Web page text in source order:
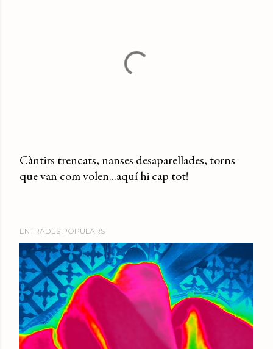
P
i
c
a
u
n
c
o
Càntirs trencats, nanses desaparellades, torns
que van com volen...aquí hi cap tot!
ENTRADES POPULARS